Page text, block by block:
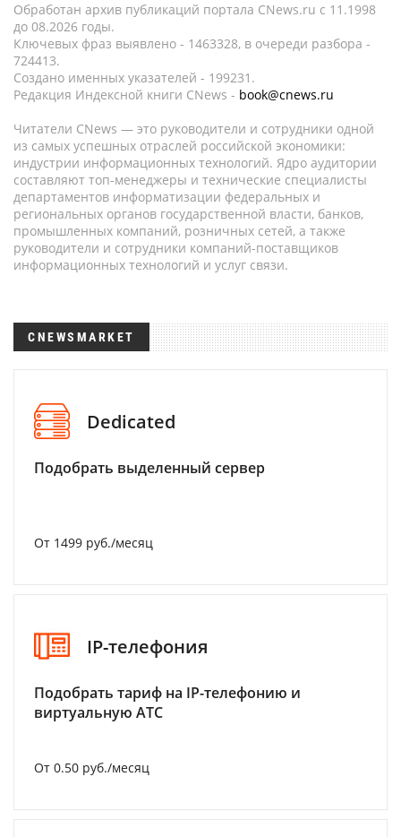
Обработан архив публикаций портала CNews.ru c 11.1998
до 08.2026 годы.
Ключевых фраз выявлено - 1463328, в очереди разбора -
724413.
Создано именных указателей - 199231.
Редакция Индексной книги CNews - book@cnews.ru
Читатели CNews — это руководители и сотрудники одной
из самых успешных отраслей российской экономики:
индустрии информационных технологий. Ядро аудитории
составляют топ-менеджеры и технические специалисты
департаментов информатизации федеральных и
региональных органов государственной власти, банков,
промышленных компаний, розничных сетей, а также
руководители и сотрудники компаний-поставщиков
информационных технологий и услуг связи.
CNEWSMARKET
Dedicated
Подобрать выделенный сервер
От 1499 руб./месяц
IP-телефония
Подобрать тариф на IP-телефонию и
виртуальную АТС
От 0.50 руб./месяц